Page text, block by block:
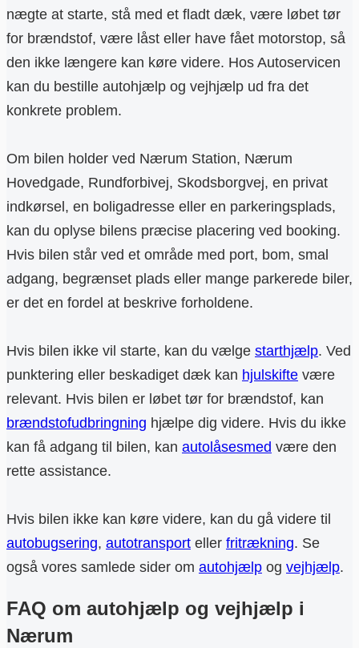
nægte at starte, stå med et fladt dæk, være løbet tør
for brændstof, være låst eller have fået motorstop, så
den ikke længere kan køre videre. Hos Autoservicen
kan du bestille autohjælp og vejhjælp ud fra det
konkrete problem.
Om bilen holder ved Nærum Station, Nærum
Hovedgade, Rundforbivej, Skodsborgvej, en privat
indkørsel, en boligadresse eller en parkeringsplads,
kan du oplyse bilens præcise placering ved booking.
Hvis bilen står ved et område med port, bom, smal
adgang, begrænset plads eller mange parkerede biler,
er det en fordel at beskrive forholdene.
Hvis bilen ikke vil starte, kan du vælge starthjælp. Ved
punktering eller beskadiget dæk kan hjulskifte være
relevant. Hvis bilen er løbet tør for brændstof, kan
brændstofudbringning hjælpe dig videre. Hvis du ikke
kan få adgang til bilen, kan autolåsesmed være den
rette assistance.
Hvis bilen ikke kan køre videre, kan du gå videre til
autobugsering, autotransport eller fritrækning. Se
også vores samlede sider om autohjælp og vejhjælp.
FAQ om autohjælp og vejhjælp i
Nærum